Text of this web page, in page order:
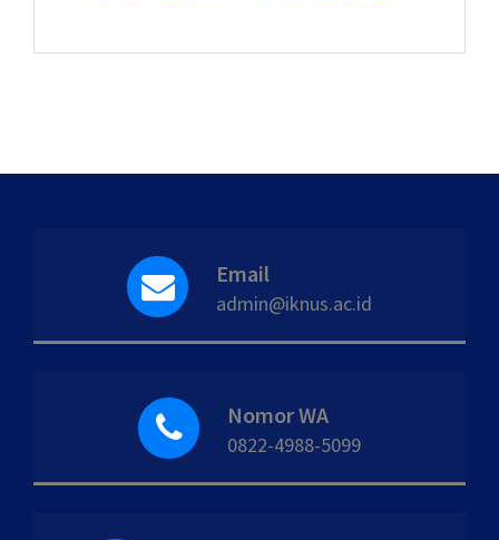
Email
admin@iknus.ac.id
Nomor WA
0822-4988-5099